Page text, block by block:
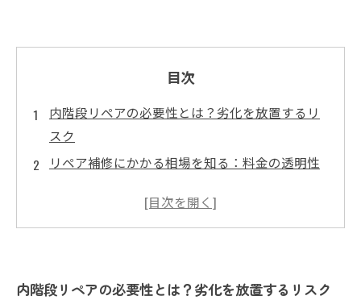
目次
内階段リペアの必要性とは？劣化を放置するリ
スク
リペア補修にかかる相場を知る：料金の透明性
修理後の効果：内階段が家の印象を変える理由
内階段リペアの必要性とは？劣化を放置するリスク